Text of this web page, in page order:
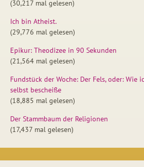
(30,217 mal gelesen)
Ich bin Atheist.
(29,776 mal gelesen)
Epikur: Theodizee in 90 Sekunden
(21,564 mal gelesen)
Fundstück der Woche: Der Fels, oder: Wie
selbst bescheiße
(18,885 mal gelesen)
Der Stammbaum der Religionen
(17,437 mal gelesen)